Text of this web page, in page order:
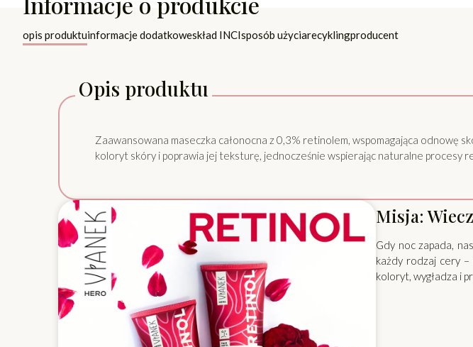
opis produktuinformacje dodatkoweskład INCIsposób użyciarecyklingproducent
Opis produktu
Zaawansowana maseczka całonocna z 0,3% retinolem, wspomagająca odnowę
koloryt skóry i poprawia jej teksturę, jednocześnie wspierając naturalne
Misja:
Gdy noc zapada,
każdy rodzaj cery –
koloryt, wygładza i